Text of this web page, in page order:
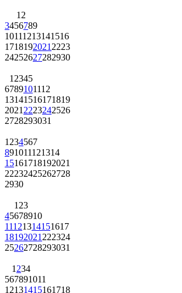
1 2
3456789
10111213141516
1718192021 2223
24252627282930
1 2345
6789101112
13141516171819
2021 2223242526
2728293031
1 234567
891011121314
15161718192021
22232425262728
2930
1 23
45678910
11121314151617
18192021 222324
25262728293031
1 234
567891011
12131415161718